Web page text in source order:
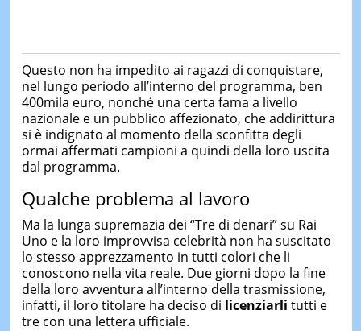
Questo non ha impedito ai ragazzi di conquistare,
nel lungo periodo all’interno del programma, ben
400mila euro, nonché una certa fama a livello
nazionale e un pubblico affezionato, che addirittura
si è indignato al momento della sconfitta degli
ormai affermati campioni a quindi della loro uscita
dal programma.
Qualche problema al lavoro
Ma la lunga supremazia dei “Tre di denari” su Rai
Uno e la loro improvvisa celebrità non ha suscitato
lo stesso apprezzamento in tutti colori che li
conoscono nella vita reale. Due giorni dopo la fine
della loro avventura all’interno della trasmissione,
infatti, il loro titolare ha deciso di licenziarli tutti e
tre con una lettera ufficiale.